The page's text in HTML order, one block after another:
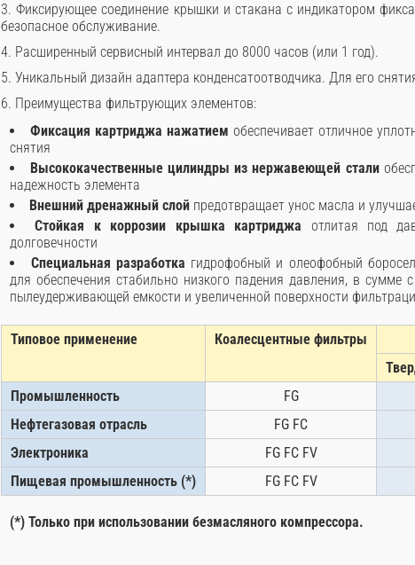
3. Фиксирующее соединение крышки и стакана с индикатором
безопасное обслуживание.
4. Расширенный сервисный интервал до 8000 часов (или 1 год).
5. Уникальный дизайн адаптера конденсатоотводчика. Для его
6. Преимущества фильтрующих элементов:
Фиксация картриджа нажатием обеспечивает отличное
снятия
Высококачественные цилиндры из нержавеющей стали
надежность элемента
Внешний дренажный слой предотвращает унос масла и
Стойкая к коррозии крышка картриджа отлитая под
долговечности
Специальная разработка гидрофобный и олеофобный
для обеспечения стабильно низкого падения давления, в
пылеудерживающей емкости и увеличенной поверхности
Типовое применение Коалесцентные фильтры
Промышленность
FG
Нефтегазовая отрасль
FG FC
Электроника
FG FC FV
Пищевая промышленность (*)
FG FC FV
(*) Только при использовании безмасляного компрессора.